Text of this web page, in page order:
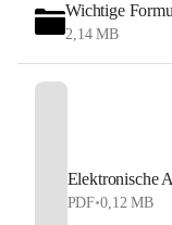
Wichtige
2,14 MB
Elektronische
PDF•0,12 MB